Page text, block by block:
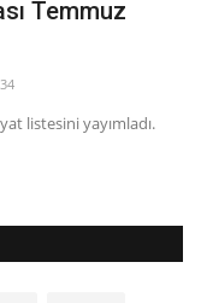
Temmuz
34
listesini yayımladı.